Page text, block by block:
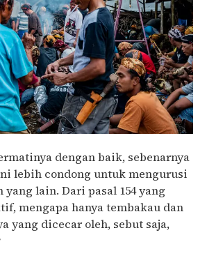
dengan baik, sebenarnya
lebih condong untuk mengurusi
lain. Dari pasal 154 yang
mengapa hanya tembakau dan
yang dicecar oleh, sebut saja,